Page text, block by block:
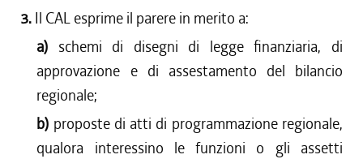
3. Il CAL esprime il parere in merito a:
a) schemi di disegni di legge finanziaria, di
approvazione e di assestamento del bilancio
regionale;
b) proposte di atti di programmazione regionale,
qualora interessino le funzioni o gli assetti